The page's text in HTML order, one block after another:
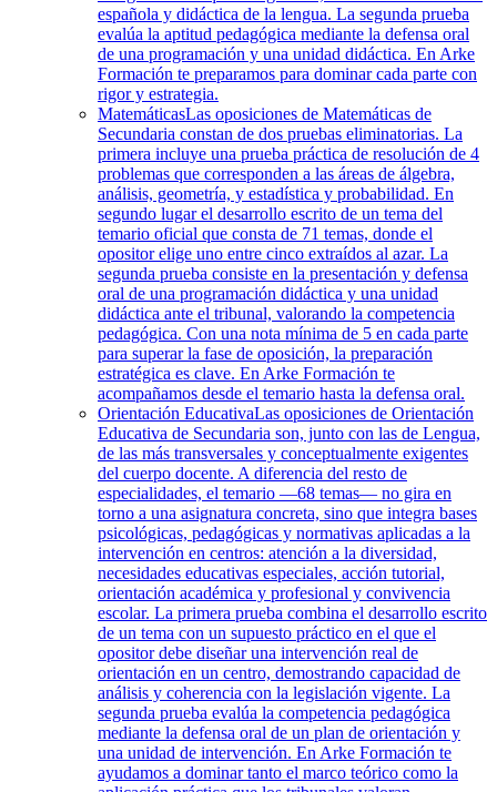
española y didáctica de la lengua. La segunda prueba
evalúa la aptitud pedagógica mediante la defensa oral
de una programación y una unidad didáctica. En Arke
Formación te preparamos para dominar cada parte con
rigor y estrategia.
MatemáticasLas oposiciones de Matemáticas de
Secundaria constan de dos pruebas eliminatorias. La
primera incluye una prueba práctica de resolución de 4
problemas que corresponden a las áreas de álgebra,
análisis, geometría, y estadística y probabilidad. En
segundo lugar el desarrollo escrito de un tema del
temario oficial que consta de 71 temas, donde el
opositor elige uno entre cinco extraídos al azar. La
segunda prueba consiste en la presentación y defensa
oral de una programación didáctica y una unidad
didáctica ante el tribunal, valorando la competencia
pedagógica. Con una nota mínima de 5 en cada parte
para superar la fase de oposición, la preparación
estratégica es clave. En Arke Formación te
acompañamos desde el temario hasta la defensa oral.
Orientación EducativaLas oposiciones de Orientación
Educativa de Secundaria son, junto con las de Lengua,
de las más transversales y conceptualmente exigentes
del cuerpo docente. A diferencia del resto de
especialidades, el temario —68 temas— no gira en
torno a una asignatura concreta, sino que integra bases
psicológicas, pedagógicas y normativas aplicadas a la
intervención en centros: atención a la diversidad,
necesidades educativas especiales, acción tutorial,
orientación académica y profesional y convivencia
escolar. La primera prueba combina el desarrollo escrito
de un tema con un supuesto práctico en el que el
opositor debe diseñar una intervención real de
orientación en un centro, demostrando capacidad de
análisis y coherencia con la legislación vigente. La
segunda prueba evalúa la competencia pedagógica
mediante la defensa oral de un plan de orientación y
una unidad de intervención. En Arke Formación te
ayudamos a dominar tanto el marco teórico como la